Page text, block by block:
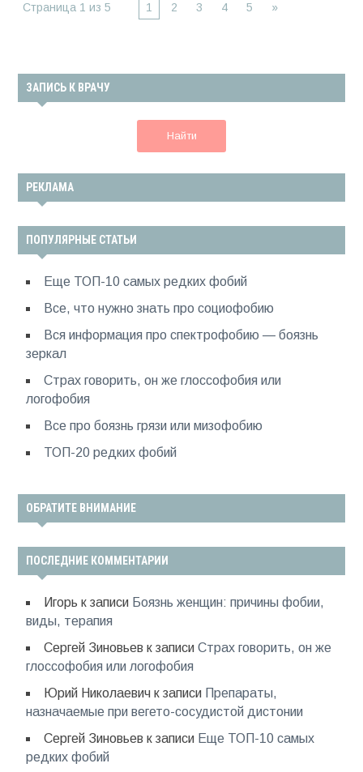
Страница 1 из 5 1 2 3 4 5 »
ЗАПИСЬ К ВРАЧУ
Найти
РЕКЛАМА
ПОПУЛЯРНЫЕ СТАТЬИ
Еще ТОП-10 самых редких фобий
Все, что нужно знать про социофобию
Вся информация про спектрофобию — боязнь
зеркал
Страх говорить, он же глоссофобия или
логофобия
Все про боязнь грязи или мизофобию
ТОП-20 редких фобий
ОБРАТИТЕ ВНИМАНИЕ
ПОСЛЕДНИЕ КОММЕНТАРИИ
Игорь к записи Боязнь женщин: причины фобии,
виды, терапия
Сергей Зиновьев к записиСтрах говорить, он же
глоссофобия или логофобия
Юрий Николаевич к записи Препараты,
назначаемые при вегето-сосудистой дистонии
Сергей Зиновьев к записи Еще ТОП-10 самых
редких фобий